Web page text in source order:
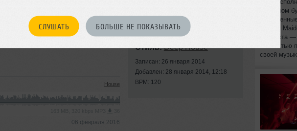
СЛУШАТЬ БОЛЬШЕ НЕ ПОКАЗЫВАТЬ
BlackLabelDJ
House
06 февраля 2016
Стиль: Deep House
Записан: 26 января 2014
Добавлен: 28 января 2014, 12:18
BPM: 120
HAAi
в котором
рамках
8 августа
полностью
своей